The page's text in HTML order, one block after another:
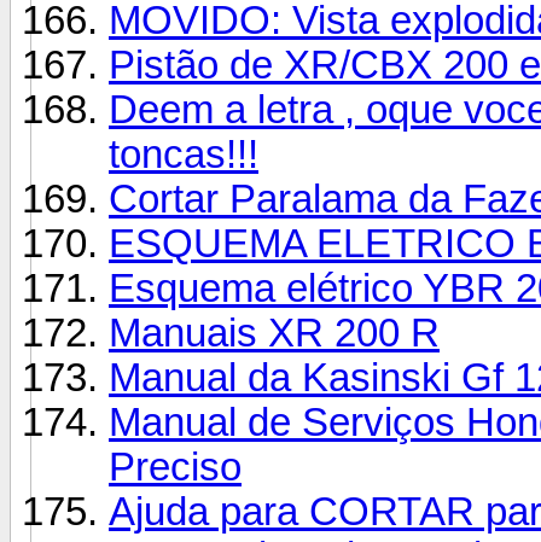
MOVIDO: Vista
Pistão de XR/CBX 200
Deem a letra , oque
toncas!!!
Cortar Paralama da
ESQUEMA ELETRICO
Esquema elétrico YBR
Manuais XR 200 R
Manual da Kasinski Gf
Manual de Serviços
Preciso
Ajuda para CORTAR